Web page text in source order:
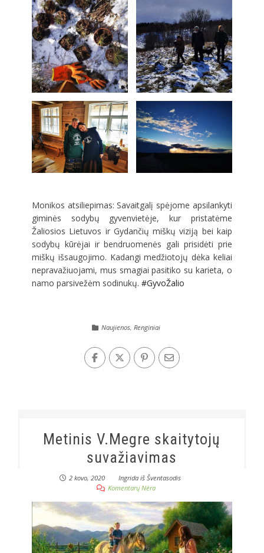
Monikos atsiliepimas: Savaitgalį spėjome apsilankyti
giminės sodybų gyvenvietėje, kur pristatėme
Žaliosios Lietuvos ir Gydančių miškų viziją bei kaip
sodybų kūrėjai ir bendruomenės gali prisidėti prie
miškų išsaugojimo. Kadangi medžiotojų dėka keliai
nepravažiuojami, mus smagiai pasitiko su karieta, o
namo parsivežėm sodinukų. #GyvoŽalio
Naujienos, Renginiai
Metinis V.Megre skaitytojų
suvažiavimas
2 kovo, 2020
Ingrida iš Šventasodis
Komentarų Nėra